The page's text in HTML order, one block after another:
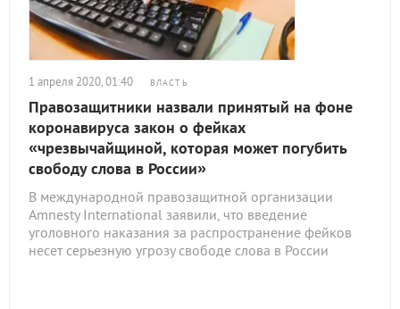
1 апреля 2020, 01:40 ВЛАСТЬ
Правозащитники назвали принятый на фоне
коронавируса закон о фейках
«чрезвычайщиной, которая может погубить
свободу слова в России»
В международной правозащитной организации
Amnesty International заявили, что введение
уголовного наказания за распространение фейков
несет серьезную угрозу свободе слова в России